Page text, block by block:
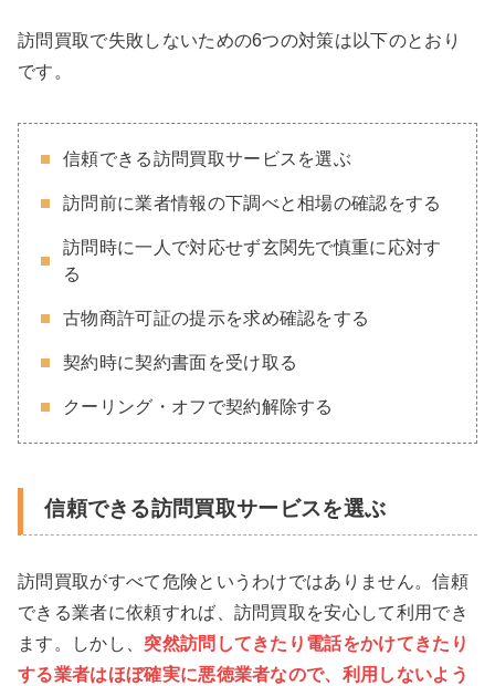
訪問買取で失敗しないための6つの対策は以下のとおり
です。
信頼できる訪問買取サービスを選ぶ
訪問前に業者情報の下調べと相場の確認をする
訪問時に一人で対応せず玄関先で慎重に応対す
る
古物商許可証の提示を求め確認をする
契約時に契約書面を受け取る
クーリング・オフで契約解除する
信頼できる訪問買取サービスを選ぶ
訪問買取がすべて危険というわけではありません。信頼
できる業者に依頼すれば、訪問買取を安心して利用でき
ます。しかし、 突然訪問してきたり電話をかけてきたり
する業者はほぼ確実に悪徳業者なので、利用しないよう